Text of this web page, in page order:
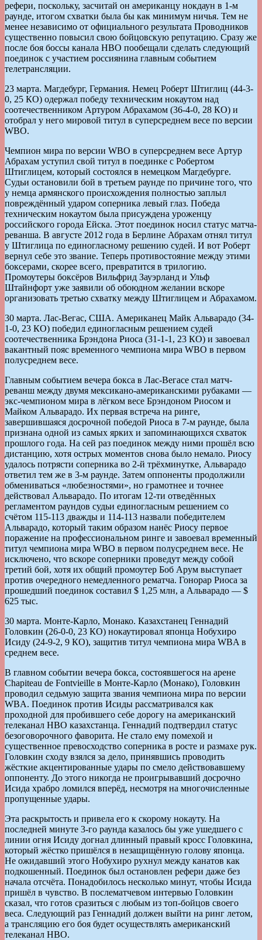
рефери, поскольку, засчитай он американцу нокдаун в 1-м
раунде, итогом схватки была бы как минимум ничья. Тем не
менее независимо от официального результата Проводников
существенно повысил свою бойцовскую репутацию. Сразу же
после боя боссы канала HBO пообещали сделать следующий
поединок с участием россиянина главным событием
телетрансляции.
23 марта. Магдебург, Германия. Немец Роберт Штиглиц (44-3-
0, 25 КО) одержал победу техническим нокаутом над
соотечественником Артуром Абрахамом (36-4-0, 28 КО) и
отобрал у него мировой титул в суперсреднем весе по версии
WBO.
Чемпион мира по версии WBO в суперсреднем весе Артур
Абрахам уступил свой титул в поединке с Робертом
Штиглицем, который состоялся в немецком Магдебурге.
Судьи остановили бой в третьем раунде по причине того, что
у немца армянского происхождения полностью заплыл
повреждённый ударом соперника левый глаз. Победа
техническим нокаутом была присуждена уроженцу
российского города Ейска. Этот поединок носил статус матча-
реванша. В августе 2012 года в Берлине Абрахам отнял титул
у Штиглица по единогласному решению судей. И вот Роберт
вернул себе это звание. Теперь противостояние между этими
боксерами, скорее всего, превратится в трилогию.
Промоутеры боксёров Вильфрид Зауэрланд и Ульф
Штайнфорт уже заявили об обоюдном желании вскоре
организовать третью схватку между Штиглицем и Абрахамом.
30 марта. Лас-Вегас, США. Американец Майк Альварадо (34-
1-0, 23 КО) победил единогласным решением судей
соотечественника Брэндона Риоса (31-1-1, 23 КО) и завоевал
вакантный пояс временного чемпиона мира WBO в первом
полусреднем весе.
Главным событием вечера бокса в Лас-Вегасе стал матч-
реванш между двумя мексикано-американскими рубаками —
экс-чемпионом мира в лёгком весе Брэндоном Риосом и
Майком Альварадо. Их первая встреча на ринге,
завершившаяся досрочной победой Риоса в 7-м раунде, была
признана одной из самых ярких и запоминающихся схваток
прошлого года. На сей раз поединок между ними прошёл всю
дистанцию, хотя острых моментов снова было немало. Риосу
удалось потрясти соперника во 2-й трёхминутке, Альварадо
ответил тем же в 3-м раунде. Затем оппоненты продолжили
обмениваться «любезностями», но грамотнее и точнее
действовал Альварадо. По итогам 12-ти отведённых
регламентом раундов судьи единогласным решением со
счётом 115-113 дважды и 114-113 назвали победителем
Альварадо, который таким образом нанёс Риосу первое
поражение на профессиональном ринге и завоевал временный
титул чемпиона мира WBO в первом полусреднем весе. Не
исключено, что вскоре соперники проведут между собой
третий бой, хотя их общий промоутер Боб Арум выступает
против очередного немедленного рематча. Гонорар Риоса за
прошедший поединок составил $ 1,25 млн, а Альварадо — $
625 тыс.
30 марта. Монте-Карло, Монако. Казахстанец Геннадий
Головкин (26-0-0, 23 КО) нокаутировал японца Нобухиро
Исиду (24-9-2, 9 КО), защитив титул чемпиона мира WBA в
среднем весе.
В главном событии вечера бокса, состоявшегося на арене
Chapiteau de Fontvieille в Монте-Карло (Монако), Головкин
проводил седьмую защита звания чемпиона мира по версии
WBA. Поединок против Исиды рассматривался как
проходной для пробившего себе дорогу на американский
телеканал HBO казахстанца. Геннадий подтвердил статус
безоговорочного фаворита. Не стало ему помехой и
существенное превосходство соперника в росте и размахе рук.
Головкин сходу взялся за дело, принявшись проводить
жёсткие акцентированные удары по смело действовавшему
оппоненту. До этого никогда не проигрывавший досрочно
Исида храбро ломился вперёд, несмотря на многочисленные
пропущенные удары.
Эта раскрытость и привела его к скорому нокауту. На
последней минуте 3-го раунда казалось бы уже ушедшего с
линии огня Исиду догнал длинный правый кросс Головкина,
который жёстко пришёлся в незащищённую голову японца.
Не ожидавший этого Нобухиро рухнул между канатов как
подкошенный. Поединок был остановлен рефери даже без
начала отсчёта. Понадобилось несколько минут, чтобы Исида
пришёл в чувство. В послематчевом интервью Головкин
сказал, что готов сразиться с любым из топ-бойцов своего
веса. Следующий раз Геннадий должен выйти на ринг летом,
а трансляцию его боя будет осуществлять американский
телеканал HBO.